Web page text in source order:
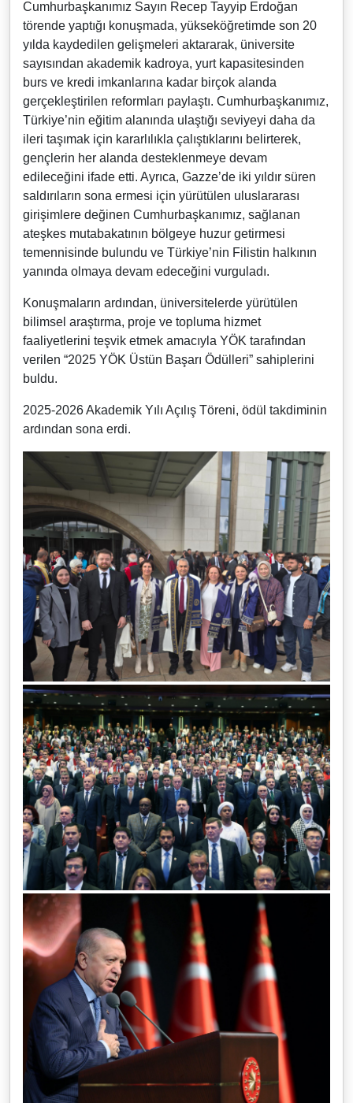
Cumhurbaşkanımız Sayın Recep Tayyip Erdoğan
törende yaptığı konuşmada, yükseköğretimde son 20
yılda kaydedilen gelişmeleri aktararak, üniversite
sayısından akademik kadroya, yurt kapasitesinden
burs ve kredi imkanlarına kadar birçok alanda
gerçekleştirilen reformları paylaştı. Cumhurbaşkanımız,
Türkiye’nin eğitim alanında ulaştığı seviyeyi daha da
ileri taşımak için kararlılıkla çalıştıklarını belirterek,
gençlerin her alanda desteklenmeye devam
edileceğini ifade etti. Ayrıca, Gazze’de iki yıldır süren
saldırıların sona ermesi için yürütülen uluslararası
girişimlere değinen Cumhurbaşkanımız, sağlanan
ateşkes mutabakatının bölgeye huzur getirmesi
temennisinde bulundu ve Türkiye’nin Filistin halkının
yanında olmaya devam edeceğini vurguladı.
Konuşmaların ardından, üniversitelerde yürütülen
bilimsel araştırma, proje ve topluma hizmet
faaliyetlerini teşvik etmek amacıyla YÖK tarafından
verilen “2025 YÖK Üstün Başarı Ödülleri” sahiplerini
buldu.
2025-2026 Akademik Yılı Açılış Töreni, ödül takdiminin
ardından sona erdi.